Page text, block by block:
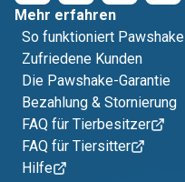
Mehr erfahren
So funktioniert Pawshake
Zufriedene Kunden
Die Pawshake-Garantie
Bezahlung & Stornierung
FAQ für Tierbesitzer
FAQ für Tiersitter
Hilfe